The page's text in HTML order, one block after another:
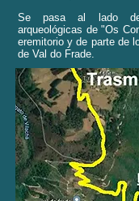
Se pasa al lado de
arqueológicas de "Os
eremitorio y de parte de
de Val do Frade.